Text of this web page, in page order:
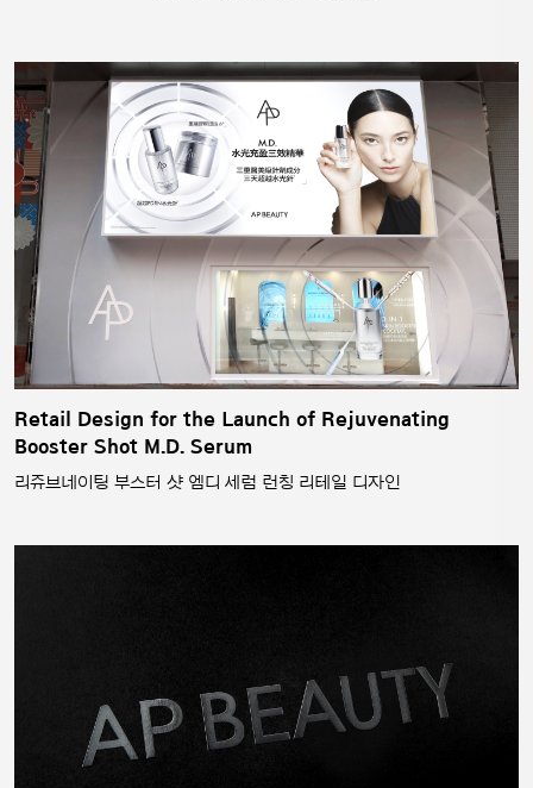
Retail Design for the Launch of Rejuvenating
Booster Shot M.D. Serum
리쥬브네이팅 부스터 샷 엠디 세럼 런칭 리테일 디자인